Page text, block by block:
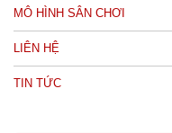
MÔ HÌNH SÂN CHƠI
LIÊN HỆ
TIN TỨC